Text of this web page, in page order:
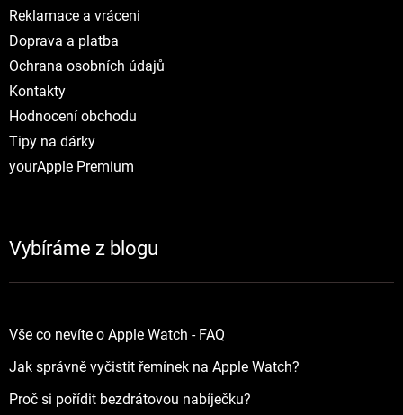
Reklamace a vráceni
Doprava a platba
Ochrana osobních údajů
Kontakty
Hodnocení obchodu
Tipy na dárky
yourApple Premium
Vybíráme z blogu
Vše co nevíte o Apple Watch - FAQ
Jak správně vyčistit řemínek na Apple Watch?
Proč si pořídit bezdrátovou nabíječku?